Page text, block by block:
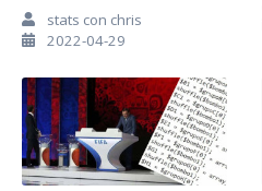
stats con chris
2022-04-29